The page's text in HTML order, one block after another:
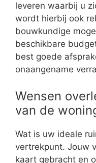
leveren waarbij u
wordt hierbij ook
bouwkundige
beschikbare
best goede
onaangename
Wensen
van de
Wat is uw ideale
vertrekpunt. Jouw
kaart gebracht en